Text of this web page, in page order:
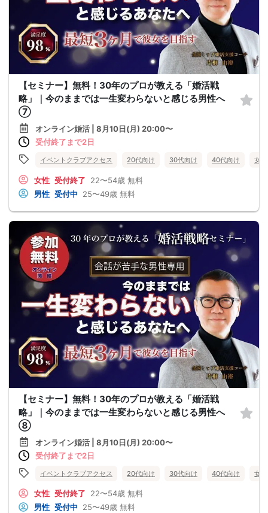
【セミナー】無料！30年のプロが教える「婚活戦
略」｜今のままでは一生変わらないと感じる男性へ
⑦
オンライン婚活 | 8月10日(月) 20:00〜
受付終了まで2日
イベントクラブアクセス 20代向け 30代向け 40代向け 女
女性 受付終了 22〜54歳 無料
男性 受付中 25〜49歳 無料
【セミナー】無料！30年のプロが教える「婚活戦
略」｜今のままでは一生変わらないと感じる男性へ
⑧
オンライン婚活 | 8月10日(月) 20:00〜
受付終了まで2日
イベントクラブアクセス 20代向け 30代向け 40代向け 女
女性 受付終了 22〜54歳 無料
男性 受付中 25〜49歳 無料